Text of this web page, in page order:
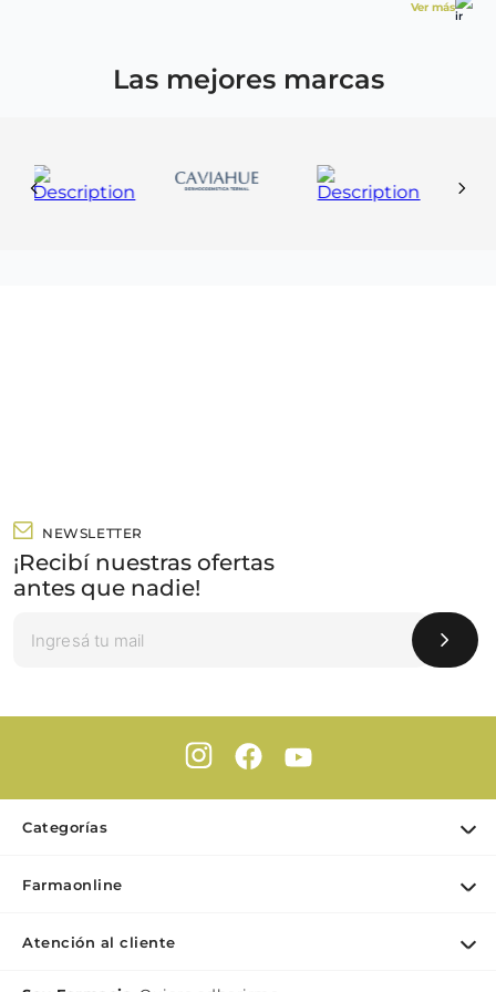
Ver más
Las mejores marcas
NEWSLETTER
¡Recibí nuestras ofertas
antes que nadie!
Categorías
Dermocosmética
Farmaonline
Atención al cliente
Contacto